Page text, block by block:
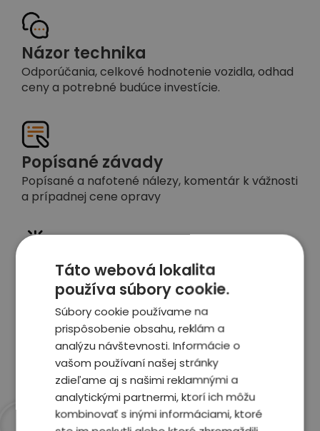
Názor technika
Odporúčania, celkové hodnotenie vozidla, odhad
ceny a potrebné budúce investície.
Popísané závady
Popísané a nafotené nálezy, komentár k vážnosti
a prípadnej cene opravy
Detailné foto aj video
Celé auto z exteriéru aj interiéru nafotíme
vrátane závad a poškodení
Zobraziť report
Táto webová lokalita
používa súbory cookie.
Súbory cookie používame na
prispôsobenie obsahu, reklám a
analýzu návštevnosti. Informácie o
vašom používaní našej stránky
zdieľame aj s našimi reklamnými a
analytickými partnermi, ktorí ich môžu
kombinovať s inými informáciami, ktoré